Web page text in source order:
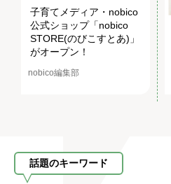
子育てメディア・nobico
公式ショップ「nobico
STORE(のびこすとあ)」
がオープン！
nobico編集部
話題のキーワード